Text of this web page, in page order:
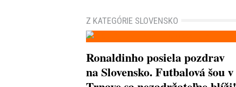
Z KATEGÓRIE SLOVENSKO
Ronaldinho posiela pozdrav
na Slovensko. Futbalová šou v